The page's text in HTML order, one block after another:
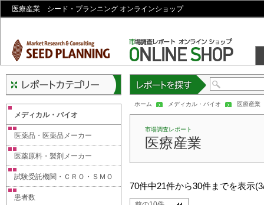
医療産業 シード・プランニング オンラインショップ
ホーム メディカル・バイオ 医療産業
市場調査レポート
医療産業
70件中21件から30件までを表示
メディカル・バイオ
医薬品・医薬品メーカー
医薬原料・製剤メーカー
試験受託機関・ＣＲＯ・ＳＭＯ
患者数